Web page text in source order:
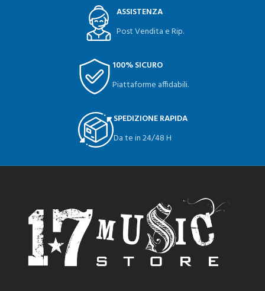
ASSISTENZA
Post Vendita e Rip.
100% SICURO
Piattaforme affidabili.
SPEDIZIONE RAPIDA
Da te in 24/48 H